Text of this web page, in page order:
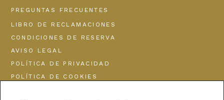
PREGUNTAS FRECUENTES
LIBRO DE RECLAMACIONES
CONDICIONES DE RESERVA
AVISO LEGAL
POLÍTICA DE PRIVACIDAD
POLÍTICA DE COOKIES